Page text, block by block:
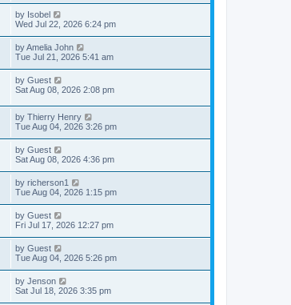
by Isobel
Wed Jul 22, 2026 6:24 pm
byAmelia John
Tue Jul 21, 2026 5:41 am
by Guest
Sat Aug 08, 2026 2:08 pm
by Thierry Henry
Tue Aug 04, 2026 3:26 pm
by Guest
Sat Aug 08, 2026 4:36 pm
by richerson1
Tue Aug 04, 2026 1:15 pm
by Guest
Fri Jul 17, 2026 12:27 pm
by Guest
Tue Aug 04, 2026 5:26 pm
by Jenson
Sat Jul 18, 2026 3:35 pm